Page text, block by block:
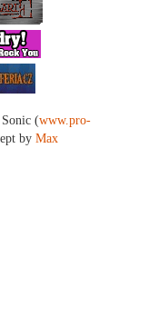
(www.pro-
by Max